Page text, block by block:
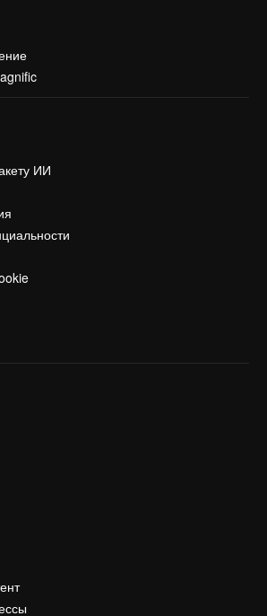
ИИ